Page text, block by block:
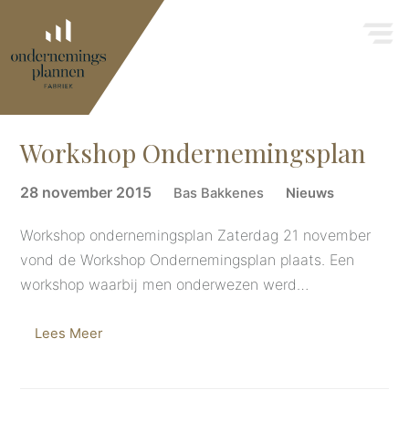
Workshop Ondernemingsplan
28 november 2015 Bas Bakkenes Nieuws
Workshop ondernemingsplan Zaterdag 21 november
vond de Workshop Ondernemingsplan plaats. Een
workshop waarbij men onderwezen werd…
Lees Meer